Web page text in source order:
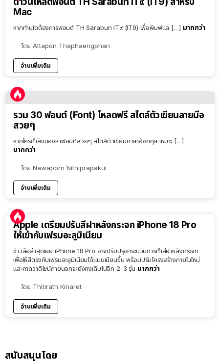
Mac
หากท่านใดต้องการฟอนต์ TH Sarabun IT๙ (IT9) เพื่อพิมพ์แล […] มากกว่า
โดย Attapon Thaphaengphan
อ่านเพิ่มเติม
รวม 30 ฟอนต์ (Font) โหลดฟรี สไตล์ตัวเขียนลายมือ
สวยๆ
หากใครกำลังมองหาฟอนต์สวยๆ สไตล์ตัวเขียนภาษาอังกฤษ เหมาะ […]
มากกว่า
โดย Nawaporn Nithiprapakul
อ่านเพิ่มเติม
Apple เตรียมปรับสีฝาหลังกระจก iPhone 18 Pro
ให้เข้ากับเฟรมอะลูมิเนียม
ข่าวลือล่าสุดเผย iPhone 18 Pro อาจปรับปรุงกระบวนการทำสีฝาหลังกระจก
เพื่อให้สีตรงกับเฟรมอะลูมิเนียมได้แนบเนียนขึ้น พร้อมปรับโครงสร้างภายในใหม่
และคาดว่าดีไซน์ภายนอกจะยังคงเดิมไปอีก 2-3 รุ่น มากกว่า
โดย Thitirath Kinaret
อ่านเพิ่มเติม
สนับสนุนโดย